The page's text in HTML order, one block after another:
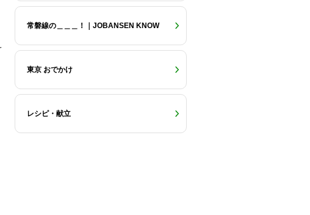
常磐線の＿＿＿！｜JOBANSEN KNOW
東京 おでかけ
レシピ・献立